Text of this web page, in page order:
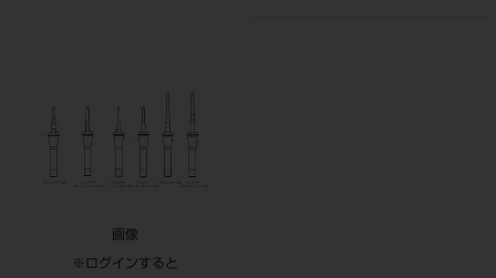
画像
※ログインすると